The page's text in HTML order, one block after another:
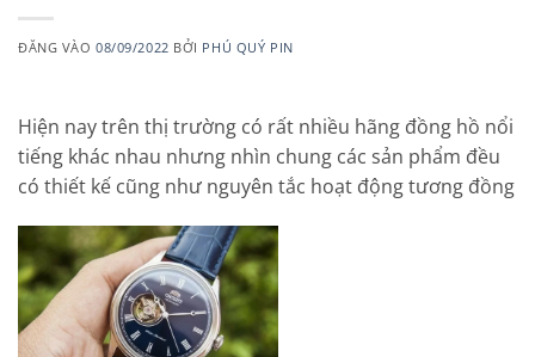
ĐĂNG VÀO08/09/2022 BỞI PHÚ QUÝ PIN
Hiện nay trên thị trường có rất nhiều hãng đồng hồ nổi
tiếng khác nhau nhưng nhìn chung các sản phẩm đều
có thiết kế cũng như nguyên tắc hoạt động tương đồng